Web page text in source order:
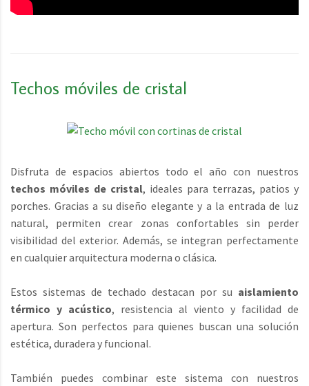
Techos móviles de cristal
Disfruta de espacios abiertos todo el año con nuestros
techos móviles de cristal, ideales para terrazas, patios y
porches. Gracias a su diseño elegante y a la entrada de luz
natural, permiten crear zonas confortables sin perder
visibilidad del exterior. Además, se integran perfectamente
en cualquier arquitectura moderna o clásica.
Estos sistemas de techado destacan por su aislamiento
térmico y acústico, resistencia al viento y facilidad de
apertura. Son perfectos para quienes buscan una solución
estética, duradera y funcional.
También puedes combinar este sistema con nuestros